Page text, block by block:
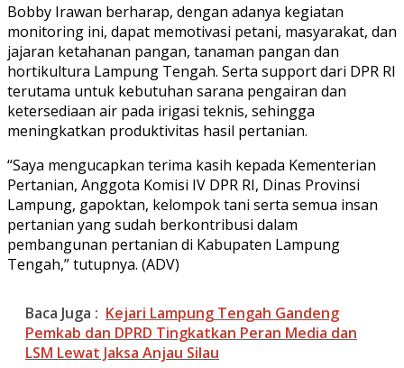
Bobby Irawan berharap, dengan adanya kegiatan
monitoring ini, dapat memotivasi petani, masyarakat, dan
jajaran ketahanan pangan, tanaman pangan dan
hortikultura Lampung Tengah. Serta support dari DPR RI
terutama untuk kebutuhan sarana pengairan dan
ketersediaan air pada irigasi teknis, sehingga
meningkatkan produktivitas hasil pertanian.
“Saya mengucapkan terima kasih kepada Kementerian
Pertanian, Anggota Komisi IV DPR RI, Dinas Provinsi
Lampung, gapoktan, kelompok tani serta semua insan
pertanian yang sudah berkontribusi dalam
pembangunan pertanian di Kabupaten Lampung
Tengah,” tutupnya. (ADV)
Baca Juga : Kejari Lampung Tengah Gandeng
Pemkab dan DPRD Tingkatkan Peran Media dan
LSM Lewat Jaksa Anjau Silau